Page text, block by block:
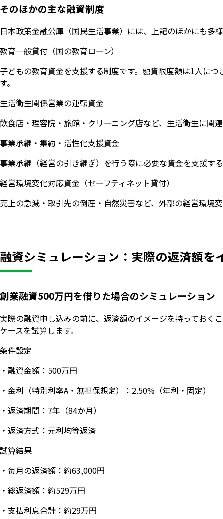
そのほかの主な融資制度
日本政策金融公庫（国民生活事業）には、上記のほかにも多
教育一般貸付（国の教育ローン）
子どもの教育資金を支援する制度です。融資限度額は1人に
す。
生活衛生関係営業の運転資金
飲食店・理容院・旅館・クリーニング店など、生活衛生に関
事業承継・集約・活性化支援資金
事業承継（経営の引き継ぎ）を行う際に必要な資金を支援す
経営環境変化対応資金（セーフティネット貸付）
売上の急減・取引先の倒産・自然災害など、外部の経営環境
融資シミュレーション：実際の返済額を
創業融資500万円を借りた場合のシミュレーション
実際の融資申し込みの前に、返済額のイメージを持っておく
ケースを試算します。
条件設定
・融資金額：500万円
・金利（特別利率A・無担保想定）：2.50%（年利・固定）
・返済期間：7年（84か月）
・返済方式：元利均等返済
試算結果
・毎月の返済額：約63,000円
・総返済額：約529万円
・支払利息合計：約29万円